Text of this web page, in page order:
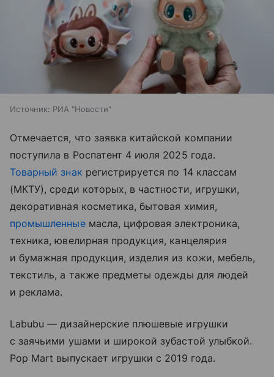
Источник: РИА "Новости"
Отмечается, что заявка китайской компании
поступила в Роспатент 4 июля 2025 года.
Товарный знак регистрируется по 14 классам
(МКТУ), среди которых, в частности, игрушки,
декоративная косметика, бытовая химия,
промышленныемасла, цифровая электроника,
техника, ювелирная продукция, канцелярия
и бумажная продукция, изделия из кожи, мебель,
текстиль, а также предметы одежды для людей
и реклама.
Labubu — дизайнерские плюшевые игрушки
с заячьими ушами и широкой зубастой улыбкой.
Pop Mart выпускает игрушки с 2019 года.